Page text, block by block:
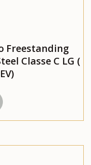
Freestanding
Classe C LG (